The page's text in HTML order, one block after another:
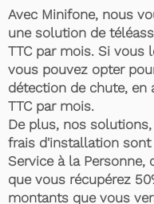
Avec Minifone, nous
une solution de
TTC par mois. Si vous
vous pouvez opter
détection de chute, en
TTC par mois.
De plus, nos
frais d'installation sont
Service à la Personne,
que vous récupérez
montants que vous